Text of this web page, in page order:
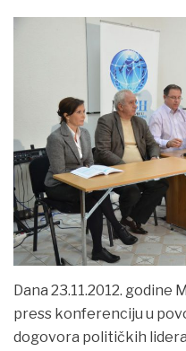
Dana 23.11.2012. godine
press konferenciju u
dogovora političkih